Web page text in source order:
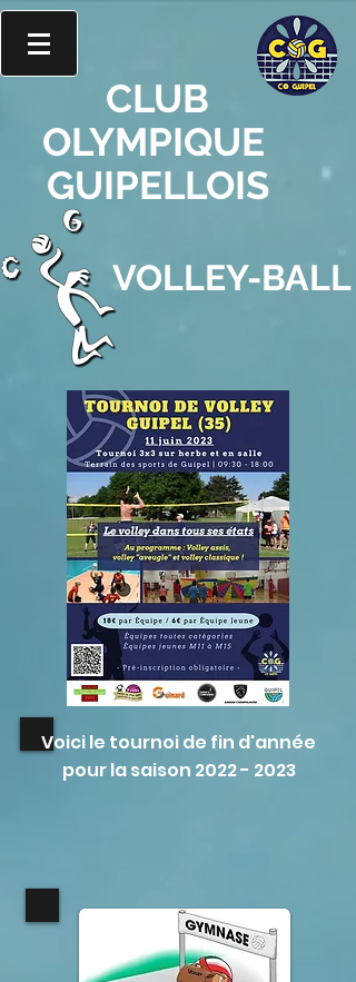
CLUB
OLYMPIQUE
GUIPELLOIS
VOLLEY-BALL
Voici le tournoi de fin d'année
pour la saison 2022 - 2023